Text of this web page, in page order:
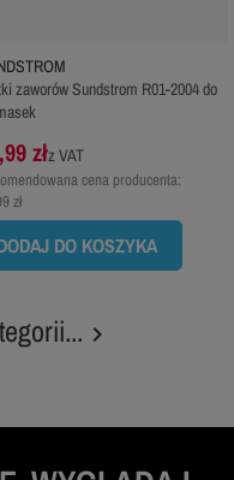
zaworów Sundstrom R01-2004 do
złz VAT
cena producenta:
zł
DO KOSZYKA
